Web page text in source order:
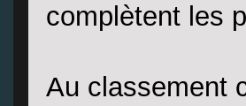
complètent les
Au classement